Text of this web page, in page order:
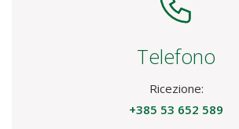
Telefono
Ricezione:
+385 53 652 589